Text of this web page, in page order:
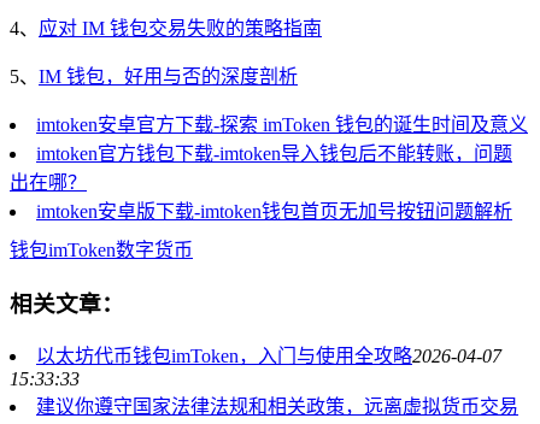
4、 应对 IM 钱包交易失败的策略指南
5、 IM 钱包，好用与否的深度剖析
imtoken安卓官方下载-探索 imToken 钱包的诞生时间及意义
imtoken官方钱包下载-imtoken导入钱包后不能转账，问题
出在哪？
imtoken安卓版下载-imtoken钱包首页无加号按钮问题解析
钱包imToken数字货币
相关文章：
以太坊代币钱包imToken，入门与使用全攻略2026-04-07
15:33:33
建议你遵守国家法律法规和相关政策，远离虚拟货币交易